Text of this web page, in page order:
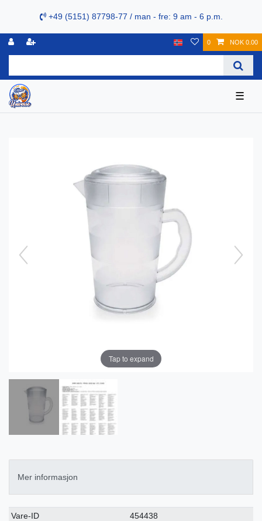
+49 (5151) 87798-77 / man - fre: 9 am - 6 p.m.
0 NOK 0.00
☰
Tap to expand
Mer informasjon
Ceres::Template.singleItemTechnicalDataAttribute
Ceres::Template.singleItemTechnicalDataValue
Vare-ID
454438